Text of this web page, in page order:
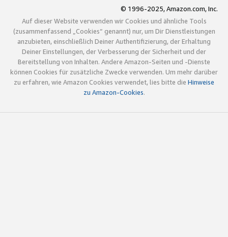
© 1996-2025, Amazon.com, Inc.
Auf dieser Website verwenden wir Cookies und ähnliche Tools
(zusammenfassend „Cookies“ genannt) nur, um Dir Dienstleistungen
anzubieten, einschließlich Deiner Authentifizierung, der Erhaltung
Deiner Einstellungen, der Verbesserung der Sicherheit und der
Bereitstellung von Inhalten. Andere Amazon-Seiten und -Dienste
können Cookies für zusätzliche Zwecke verwenden. Um mehr darüber
zu erfahren, wie Amazon Cookies verwendet, lies bitte die Hinweise
zu Amazon-Cookies.